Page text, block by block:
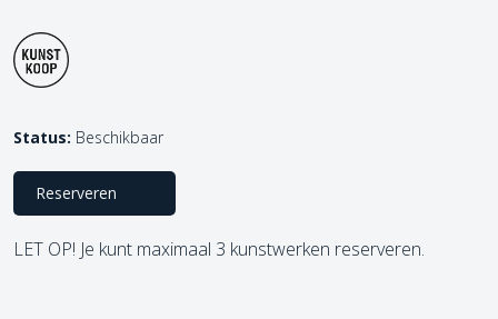
Status: Beschikbaar
Reserveren
LET OP! Je kunt maximaal 3 kunstwerken reserveren.